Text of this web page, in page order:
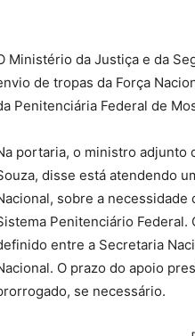
Ministério da Justiça e da
de tropas da Força
Penitenciária Federal de
portaria, o ministro adjunto
disse está atendendo
sobre a necessidade
Penitenciário
entre a Secretaria
O prazo do apoio
se necessário.